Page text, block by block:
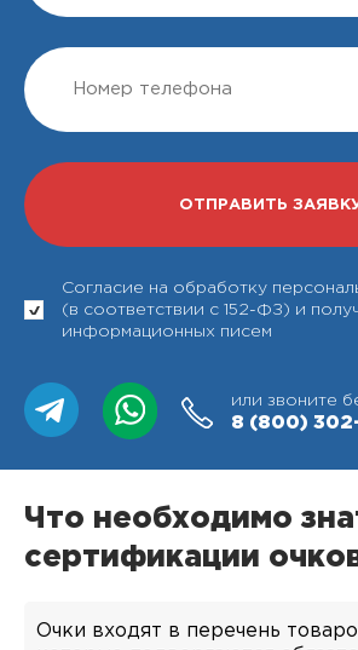
Согласие на обработку
(в соответствии с 152-ФЗ) и
информационных писем
или звоните
8 (800)
Что необходимо
сертификации
Очки входят в перечень